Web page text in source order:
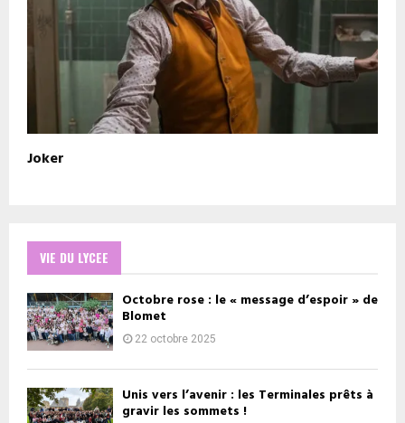
Joker
VIE DU LYCEE
Octobre rose : le « message d’espoir » de
Blomet
22 octobre 2025
Unis vers l’avenir : les Terminales prêts à
gravir les sommets !